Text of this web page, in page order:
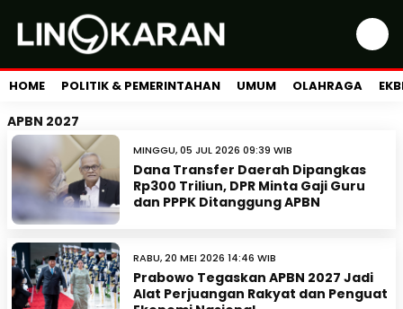
HOME POLITIK & PEMERINTAHAN UMUM OLAHRAGA
APBN 2027
MINGGU, 05 JUL 2026 09:39 WIB
Dana Transfer Daerah Dipangkas
Rp300 Triliun, DPR Minta Gaji Guru
dan PPPK Ditanggung APBN
RABU, 20 MEI 2026 14:46 WIB
Prabowo Tegaskan APBN 2027 Jadi
Alat Perjuangan Rakyat dan Penguat